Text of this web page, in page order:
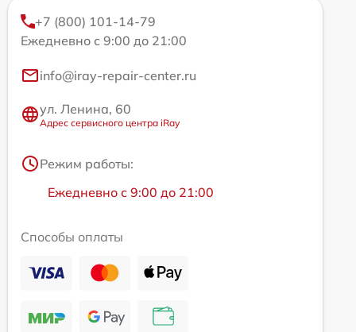
+7 (800) 101-14-79
Ежедневно с 9:00 до 21:00
info@iray-repair-center.ru
ул. Ленина, 60
Адрес сервисного центра iRay
Режим работы:
Ежедневно с 9:00 до 21:00
Способы оплаты